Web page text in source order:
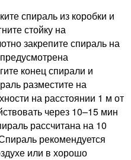
спираль из коробки и
стойку на
закрепите спираль на
конец спирали и
разместите на
на расстоянии 1 м от
через 10–15 мин
рассчитана на 10
рекомендуется
или в хорошо